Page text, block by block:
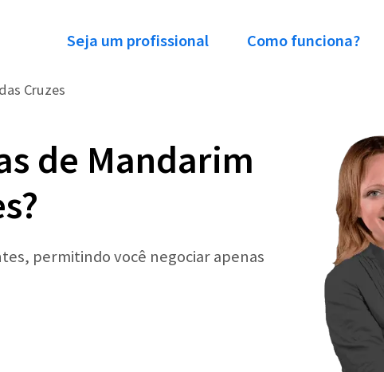
Seja um profissional Como funciona?
Cruzes
de Mandarim
permitindo você negociar apenas